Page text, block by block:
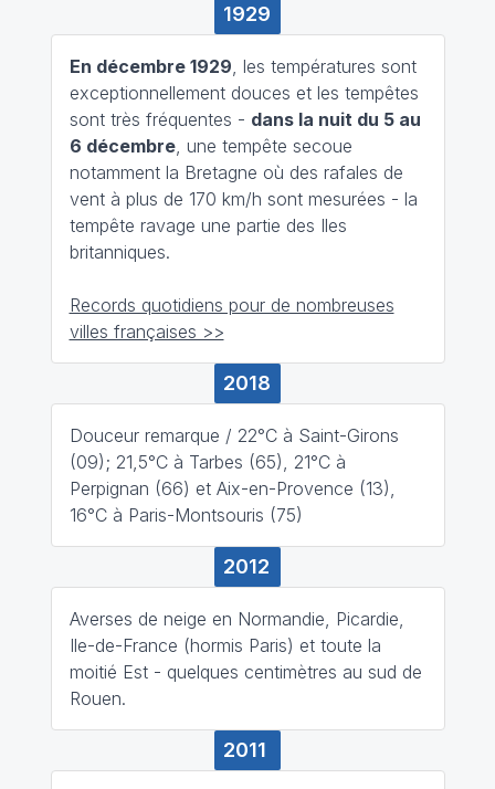
1929
En décembre 1929 , les températures sont
exceptionnellement douces et les tempêtes
sont très fréquentes - dans la nuit du 5 au
6 décembre, une tempête secoue
notamment la Bretagne où des rafales de
vent à plus de 170 km/h sont mesurées - la
tempête ravage une partie des Iles
britanniques.
Records quotidiens pour de nombreuses
villes françaises >>
2018
Douceur remarque / 22°C à Saint-Girons
(09); 21,5°C à Tarbes (65), 21°C à
Perpignan (66) et Aix-en-Provence (13),
16°C à Paris-Montsouris (75)
2012
Averses de neige en Normandie, Picardie,
Ile-de-France (hormis Paris) et toute la
moitié Est - quelques centimètres au sud de
Rouen.
2011